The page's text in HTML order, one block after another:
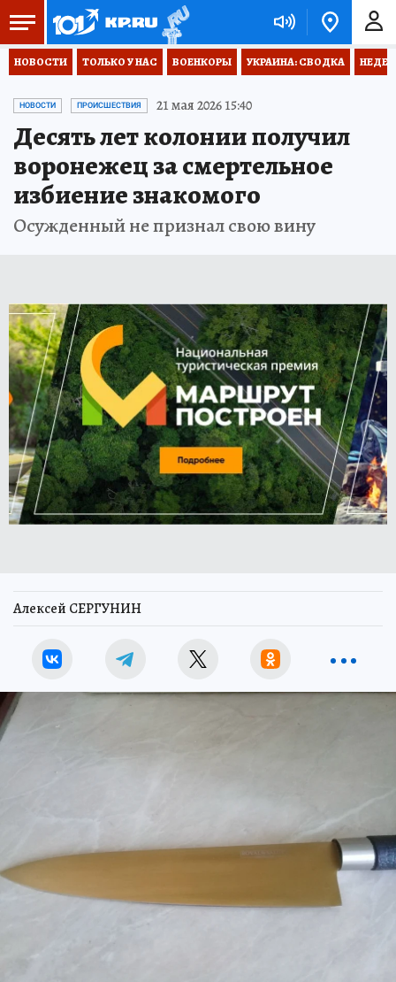
НОВОСТИ ТОЛЬКО У НАС ВОЕНКОРЫ УКРАИНА: СВОДКА
НОВОСТИ ПРОИСШЕСТВИЯ 21 мая 2026 15:40
Десять лет колонии получил
воронежец за смертельное
избиение знакомого
Осужденный не признал свою вину
Алексей СЕРГУНИН